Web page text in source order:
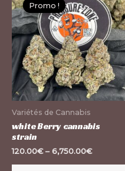
Promo !
Promo !
Variétés de Cannabis
white Berry cannabis
strain
120.00€– 6,750.00€